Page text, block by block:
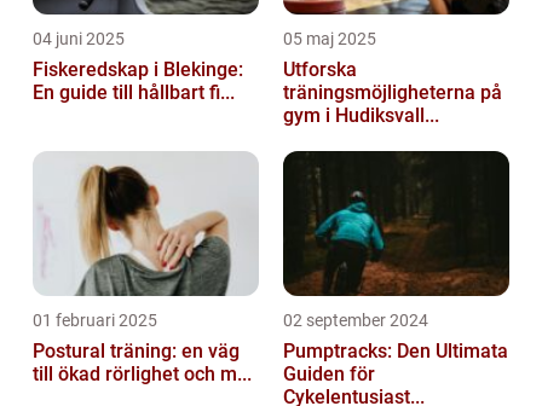
04 juni 2025
Fiskeredskap i Blekinge:
En guide till hållbart fi...
05 maj 2025
Utforska
träningsmöjligheterna på
gym i Hudiksvall...
01 februari 2025
Postural träning: en väg
till ökad rörlighet och m...
02 september 2024
Pumptracks: Den Ultimata
Guiden för
Cykelentusiast...